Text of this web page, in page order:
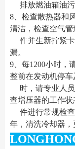
排放燃油箱油污
8、检查散热器和
清洁，检查空气
件并生新拧紧卡
漏。
9、每1200小时，
整前在发动机停
时，请专业人员
查增压器的工作
件进行常规检查
年，清洗冷却器，